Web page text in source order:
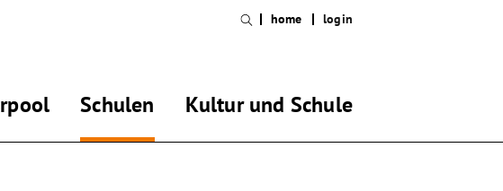
Schulen Kultur und Schule
home login